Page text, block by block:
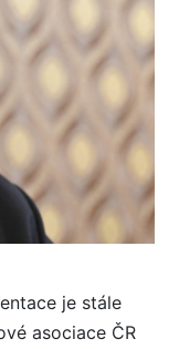
je stále
asociace ČR